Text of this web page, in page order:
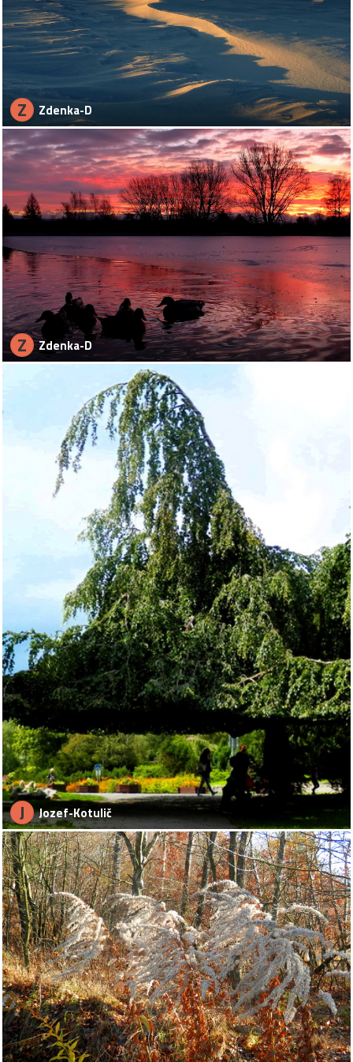
Z Zdenka-D
Z Zdenka-D
J Jozef-Kotulič